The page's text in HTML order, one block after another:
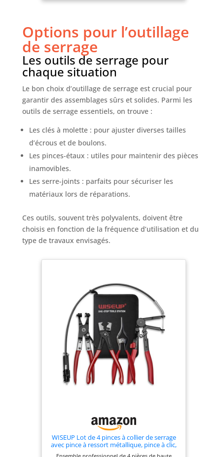
saisir, le poussoir en forme de cuillère est très
cuticule ou la saleté sous l'ongle. ➤➤➤Bonne
performance: même dans la petite zone autour de
l'ongle, il peut fournir une bonne adhérence à la
couche cornée, et le grattoir peut couper la plus
petite couche cornée sans tirer ni tirer.
➤➤➤Largement utilisé: Un ensemble d'outils pour
la manucure et les ongles pour un usage
professionnel ou domestique.
Options pour l’outillage
de serrage
Les outils de serrage pour
chaque situation
Le bon choix d’outillage de serrage est crucial pour
garantir des assemblages sûrs et solides. Parmi les
outils de serrage essentiels, on trouve :
Les clés à molette : pour ajuster diverses tailles
d’écrous et de boulons.
Les pinces-étaux : utiles pour maintenir des pièces
inamovibles.
Les serre-joints : parfaits pour sécuriser les
matériaux lors de réparations.
Ces outils, souvent très polyvalents, doivent être
choisis en fonction de la fréquence d’utilisation et du
type de travaux envisagés.
WISEUP Lot de 4 pinces à collier de serrage
avec pince à ressort métallique, pince à clic,
extracteur de tuyau et outil de serrage plat